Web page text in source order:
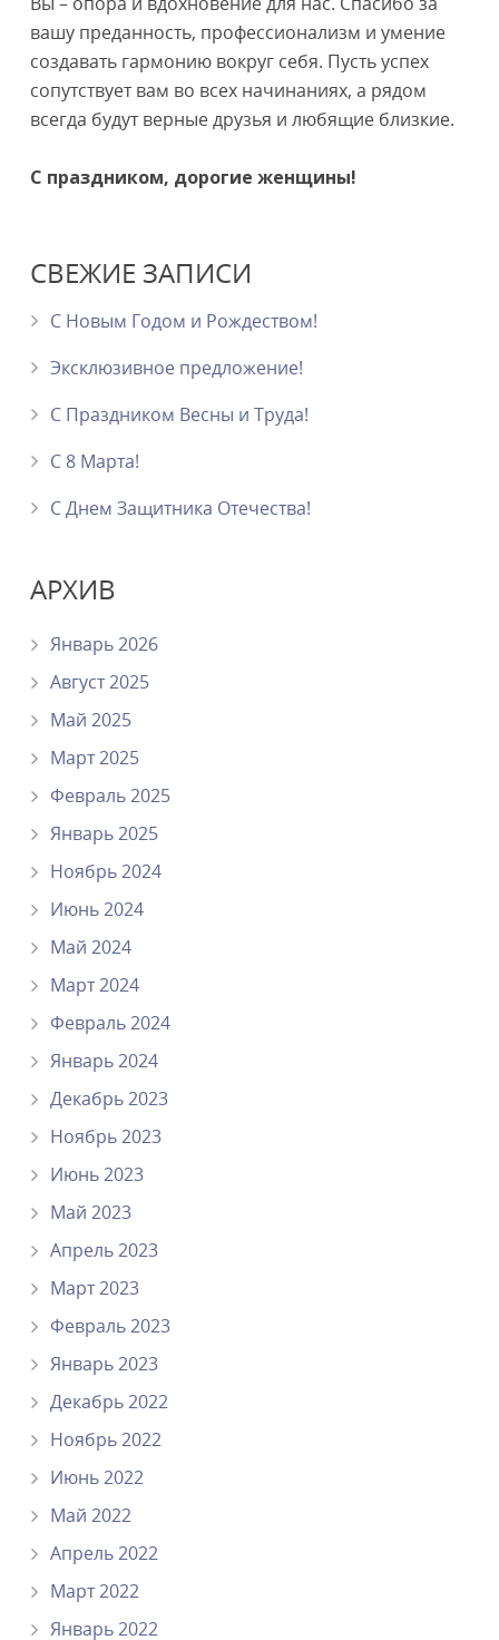
вашу преданность, профессионализм и умение
создавать гармонию вокруг себя. Пусть успех
сопутствует вам во всех начинаниях, а рядом
всегда будут верные друзья и любящие близкие.
С праздником, дорогие женщины!
СВЕЖИЕ ЗАПИСИ
С Новым Годом и Рождеством!
Эксклюзивное предложение!
С Праздником Весны и Труда!
С 8 Марта!
C Днем Защитника Отечества!
АРХИВ
Январь 2026
Август 2025
Май 2025
Март 2025
Февраль 2025
Январь 2025
Ноябрь 2024
Июнь 2024
Май 2024
Март 2024
Февраль 2024
Январь 2024
Декабрь 2023
Ноябрь 2023
Июнь 2023
Май 2023
Апрель 2023
Март 2023
Февраль 2023
Январь 2023
Декабрь 2022
Ноябрь 2022
Июнь 2022
Май 2022
Апрель 2022
Март 2022
Январь 2022